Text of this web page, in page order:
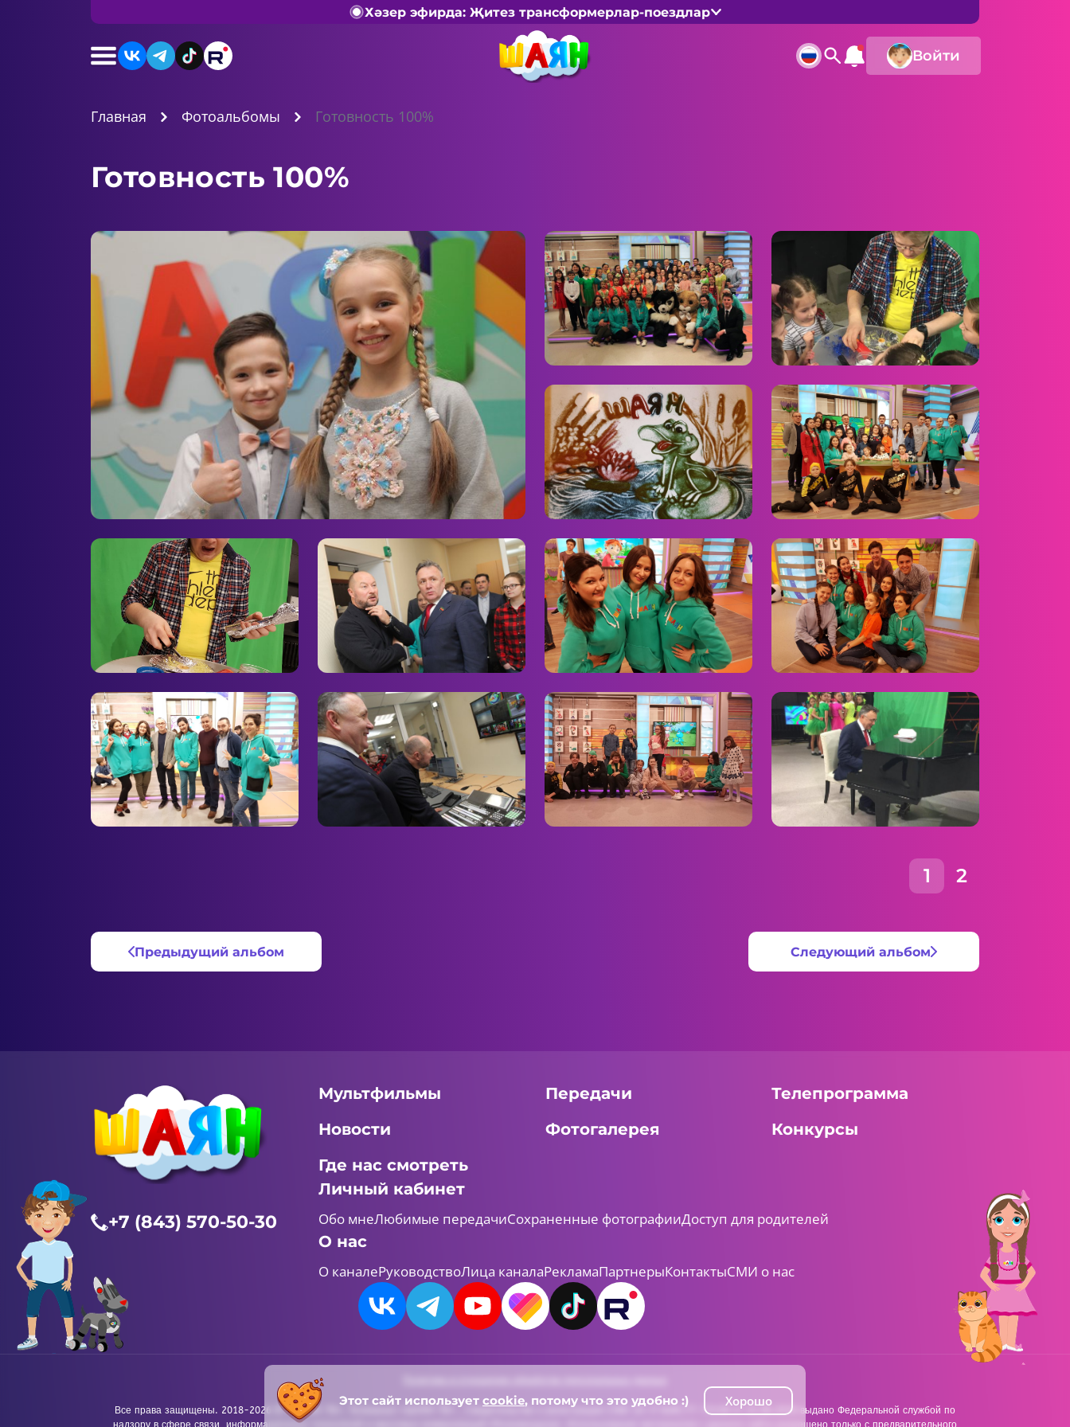
Хәзер эфирда: Җитез трансформерлар-поездлар
Войти
Главная Фотоальбомы Готовность 100%
Готовность 100%
1 2
Предыдущий альбом Следующий альбом
+7 (843) 570-50-30
Мультфильмы Передачи
Телепрограмма
Новости
Фотогалерея
Конкурсы
Где нас смотреть
Личный кабинет
Обо мнеЛюбимые передачиСохраненные фотографииДоступ для родителей
О нас
О каналеРуководствоЛица каналаРекламаПартнерыКонтактыСМИ о нас
Все права защищены. 2018-2026 © «ШАЯН ТВ». Телеканал «ШАЯН ТВ» , Свидетельство о регистрации СМИ Эл-Л №ФС77-73138 от 22.06.2018 выдано Федеральной службой по
надзору в сфере связи, информационных технологий и массовых коммуникаций (Роскомнадзор). Использование материалов с данного сайта разрешено только с предварительного
Этот сайт использует cookie, потому что это удобно :) Хорошо